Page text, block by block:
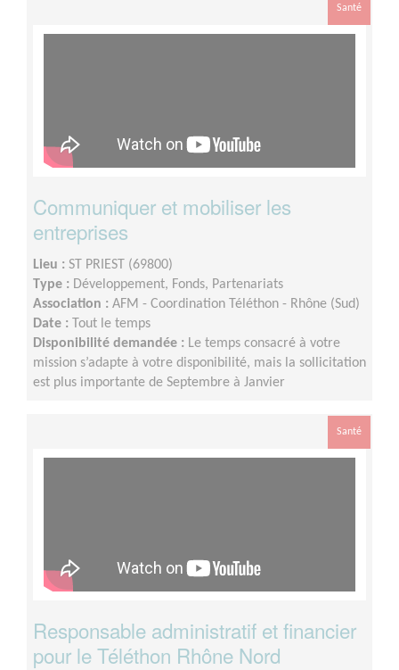
Santé
Communiquer et mobiliser les
entreprises
Lieu : ST PRIEST (69800)
Type : Développement, Fonds, Partenariats
Association : AFM - Coordination Téléthon - Rhône (Sud)
Date :
Tout le temps
Disponibilité demandée : Le temps consacré à votre
mission s’adapte à votre disponibilité, mais la sollicitation
est plus importante de Septembre à Janvier
Santé
Responsable administratif et financier
pour le Téléthon Rhône Nord